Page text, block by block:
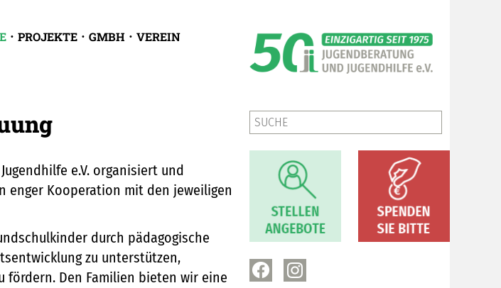
PROJEKTE GMBH VEREIN
e.V. organisiert und
enger Kooperation mit den jeweiligen
durch pädagogische
zu unterstützen,
fördern. Den Familien bieten wir eine